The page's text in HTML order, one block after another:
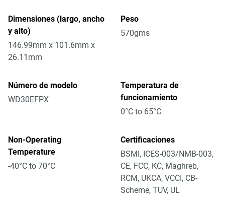
Dimensiones (largo, ancho
y alto)
146.99mm x 101.6mm x
26.11mm
Peso
570gms
Número de modelo
WD30EFPX
Temperatura de
funcionamiento
0°C to 65°C
Non-Operating
Temperature
-40°C to 70°C
Certificaciones
BSMI, ICES-003/NMB-003,
CE, FCC, KC, Maghreb,
RCM, UKCA, VCCI, CB-
Scheme, TUV, UL